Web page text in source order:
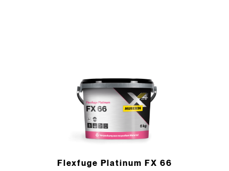
Flexfuge Platinum FX 66